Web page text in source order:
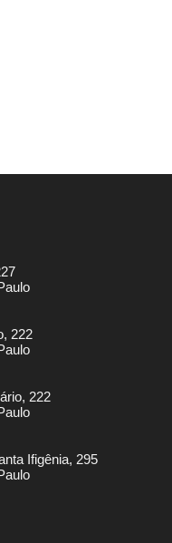
222
222
Ifigênia, 295